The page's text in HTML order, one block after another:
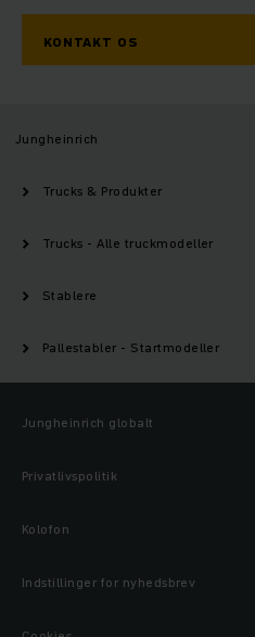
KONTAKT OS
Jungheinrich
Trucks & Produkter
Trucks - Alle truckmodeller
Stablere
Pallestabler - Startmodeller
Jungheinrich globalt
Privatlivspolitik
Kolofon
Indstillinger for nyhedsbrev